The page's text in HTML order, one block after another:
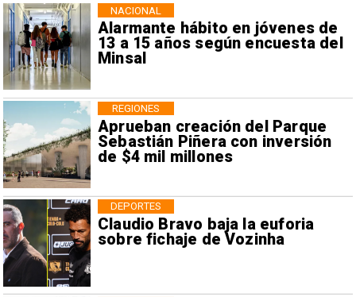
Alarmante hábito en jóvenes de
13 a 15 años según encuesta del
Minsal
NACIONAL
Aprueban creación del Parque
Sebastián Piñera con inversión
de $4 mil millones
REGIONES
Claudio Bravo baja la euforia
sobre fichaje de Vozinha
DEPORTES